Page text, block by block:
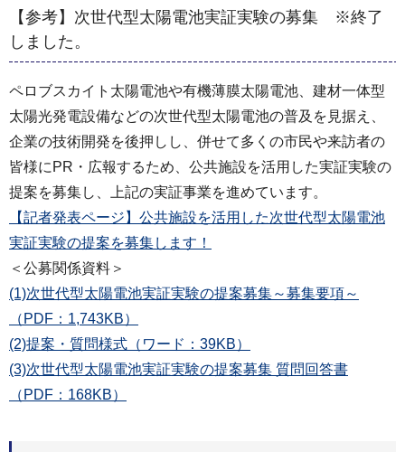
【参考】次世代型太陽電池実証実験の募集 ※終了
しました。
ペロブスカイト太陽電池や有機薄膜太陽電池、建材一体型
太陽光発電設備などの次世代型太陽電池の普及を見据え、
企業の技術開発を後押しし、併せて多くの市民や来訪者の
皆様にPR・広報するため、公共施設を活用した実証実験の
提案を募集し、上記の実証事業を進めています。
【記者発表ページ】公共施設を活用した次世代型太陽電池
実証実験の提案を募集します！
＜公募関係資料＞
(1)次世代型太陽電池実証実験の提案募集～募集要項～
（PDF：1,743KB）
(2)提案・質問様式（ワード：39KB）
(3)次世代型太陽電池実証実験の提案募集 質問回答書
（PDF：168KB）